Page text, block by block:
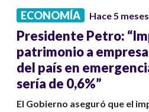
ECONOMÍA Hace 5 meses
Presidente Petro:
patrimonio a
del país en
sería de 0,6%”
El Gobierno aseguró que el